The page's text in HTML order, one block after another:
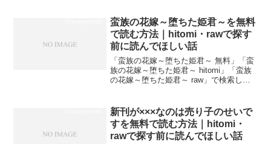
蛮族の花嫁～堕ちた姫君～を無料
で読む方法｜hitomi・rawで探す
前に読んでほしい話
「蛮族の花嫁～堕ちた姫君～ 無料」「蛮
族の花嫁～堕ちた姫君～ hitomi」「蛮族
の花嫁～堕ちた姫君～ raw」で検索して
くある行動）After（正解）「hito...
新刊が×××なのは売り子のせいで
すを無料で読む方法｜hitomi・
rawで探す前に読んでほしい話